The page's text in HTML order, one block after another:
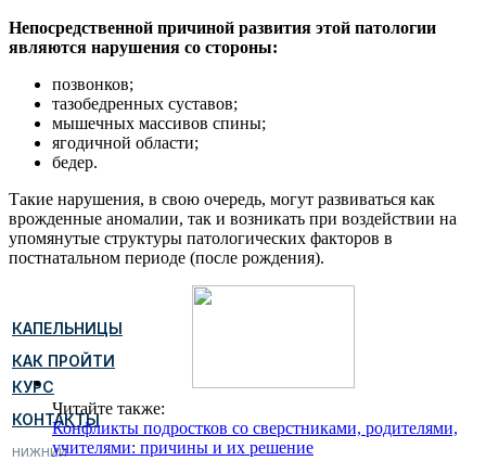
КАПЕЛЬНИЦЫ
КАК ПРОЙТИ
КУРС
КОНТАКТЫ
НИЖНИЙ
Непосредственной причиной развития этой патологии
являются нарушения со стороны:
позвонков;
тазобедренных суставов;
мышечных массивов спины;
ягодичной области;
бедер.
Такие нарушения, в свою очередь, могут развиваться как
врожденные аномалии, так и возникать при воздействии на
упомянутые структуры патологических факторов в
постнатальном периоде (после рождения).
Читайте также:
Конфликты подростков со сверстниками, родителями,
учителями: причины и их решение